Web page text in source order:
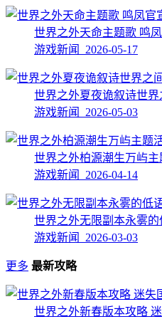
世界之外天命主题歌 鸣
游戏新闻 2026-05-17
世界之外夏夜诡叙诗世
游戏新闻 2026-05-03
世界之外柏源潮生万屿
游戏新闻 2026-04-14
世界之外无限副本永雾
游戏新闻 2026-03-03
更多 最新攻略
世界之外新春版本攻略